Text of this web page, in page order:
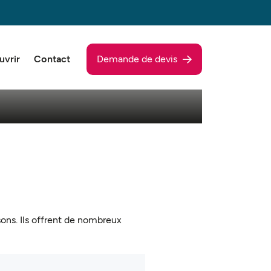
Nos Projets
Contact Demande de devis
Ils offrent de nombreux